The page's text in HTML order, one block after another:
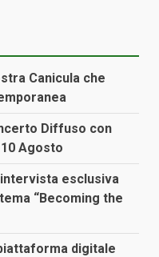
Canicula che
Diffuso con
Agosto
esclusiva
“Becoming the
digitale